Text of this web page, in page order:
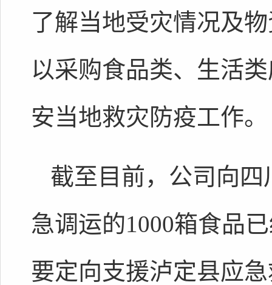
了解当地受灾情况及
以采购食品类、生活
安当地救灾防疫工作。
截至目前，公司向
急调运的1000箱食品
要定向支援泸定县应